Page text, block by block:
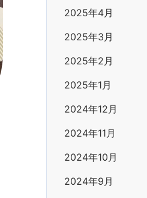
2025年4月
2025年3月
2025年2月
2025年1月
2024年12月
2024年11月
2024年10月
2024年9月